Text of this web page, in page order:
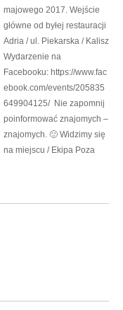
majowego 2017. Wejście
główne od byłej restauracji
Adria / ul. Piekarska / Kalisz
Wydarzenie na
Facebooku: https://www.fac
ebook.com/events/205835
649904125/ Nie zapomnij
poinformować znajomych –
znajomych. 🙂 Widzimy się
na miejscu / Ekipa Poza